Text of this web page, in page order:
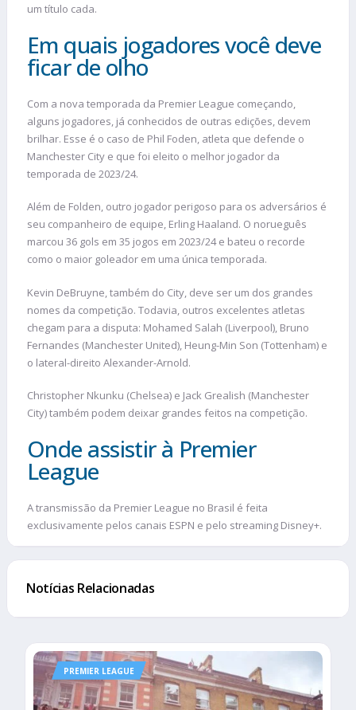
um título cada.
Em quais jogadores você deve
ficar de olho
Com a nova temporada da Premier League começando,
alguns jogadores, já conhecidos de outras edições, devem
brilhar. Esse é o caso de Phil Foden, atleta que defende o
Manchester City e que foi eleito o melhor jogador da
temporada de 2023/24.
Além de Folden, outro jogador perigoso para os adversários é
seu companheiro de equipe, Erling Haaland. O norueguês
marcou 36 gols em 35 jogos em 2023/24 e bateu o recorde
como o maior goleador em uma única temporada.
Kevin DeBruyne, também do City, deve ser um dos grandes
nomes da competição. Todavia, outros excelentes atletas
chegam para a disputa: Mohamed Salah (Liverpool), Bruno
Fernandes (Manchester United), Heung-Min Son (Tottenham) e
o lateral-direito Alexander-Arnold.
Christopher Nkunku (Chelsea) e Jack Grealish (Manchester
City) também podem deixar grandes feitos na competição.
Onde assistir à Premier
League
A transmissão da Premier League no Brasil é feita
exclusivamente pelos canais ESPN e pelo streaming Disney+.
Notícias Relacionadas
PREMIER LEAGUE